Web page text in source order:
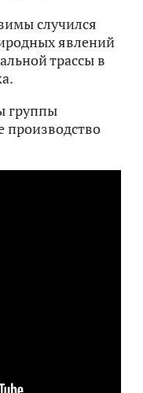
случился
явлений
трассы в
группы